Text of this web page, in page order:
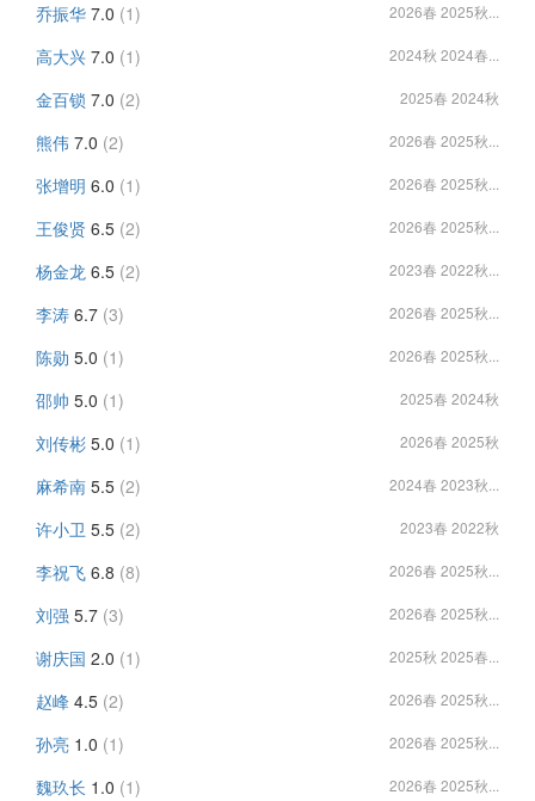
乔振华 7.0 (1) 2026春 2025秋...
高大兴 7.0 (1) 2024秋 2024春...
金百锁 7.0 (2) 2025春 2024秋
熊伟 7.0 (2) 2026春 2025秋...
张增明 6.0 (1) 2026春 2025秋...
王俊贤 6.5 (2) 2026春 2025秋...
杨金龙 6.5 (2) 2023春 2022秋...
李涛 6.7 (3) 2026春 2025秋...
陈勋 5.0 (1) 2026春 2025秋...
邵帅 5.0 (1) 2025春 2024秋
刘传彬 5.0 (1) 2026春 2025秋
麻希南 5.5 (2) 2024春 2023秋...
许小卫 5.5 (2) 2023春 2022秋
李祝飞 6.8 (8) 2026春 2025秋...
刘强 5.7 (3) 2026春 2025秋...
谢庆国 2.0 (1) 2025秋 2025春...
赵峰 4.5 (2) 2026春 2025秋...
孙亮 1.0 (1) 2026春 2025秋...
魏玖长 1.0 (1) 2026春 2025秋...